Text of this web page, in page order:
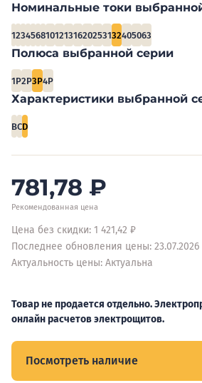
Номинальные токи
12345681012131620253132405063
Полюса выбранной серии
1P2P3P4P
Характеристики выбранной
BCD
781,78 ₽
Рекомендованная цена
Цена без скидки: 1 421,42 ₽
Последнее обновления цены: 23.07.2026
Актуальность цены: Актуальна
Товар не продается отдельно.
онлайн расчетов электрощитов.
Посмотреть наличие